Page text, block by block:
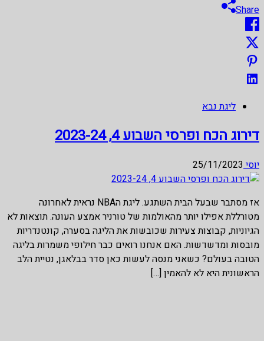
Share
ליגת נבא
דירוג הכח ופרסי השבוע 4, 2023-24
יוסי 25/11/2023
אז מסתבר שבעל הבית השתגע. ליגת הNBA נראית לאחרונה
מטורללת אפילו יותר מהאולמות של טורניר אמצע העונה. תוצאות לא
הגיוניות, קבוצות צעירות שכובשות את הליגה בסערה, קונטנדריות
מובסות ומדשדשות. האם אנחנו רואים כבר חילופי משמרות בליגה
הטובה בעולם? כשאני מנסה לעשות כאן סדר בבלאגן, נטיית הלב
הראשונית היא לא להאמין […]